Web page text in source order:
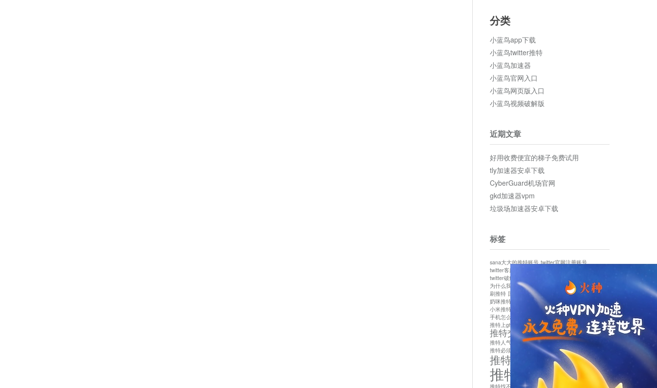
分类
小蓝鸟app下载
小蓝鸟twitter推特
小蓝鸟加速器
小蓝鸟官网入口
小蓝鸟网页版入口
小蓝鸟视频破解版
近期文章
好用收费便宜的梯子免费试用
tly加速器安卓下载
CyberGuard机场官网
gkd加速器vpm
垃圾场加速器安卓下载
标签
sana大大的推特账号 twitter官网注册账号
twitter客服
twitter破解版下载
为什么我推特无法保存设置
作者sana推特是什么
刷推特 国内为什么不能用twitter 国内能用twitter吗
奶咪推特
如何找回推特密码
小米推特闪退是怎么回事 怎么看推特上的视频
手机怎么注册推特账号
推特devil
推特上ghs的女博主
推特交友软件app下载
推特人气萌货小蔡头喵喵喵 推特实名制
推特必须用外网吗
推特怎么取消关联手机号
推特怎么看敏感内容苹果
推特找不到账号 推特注册必须要手机号